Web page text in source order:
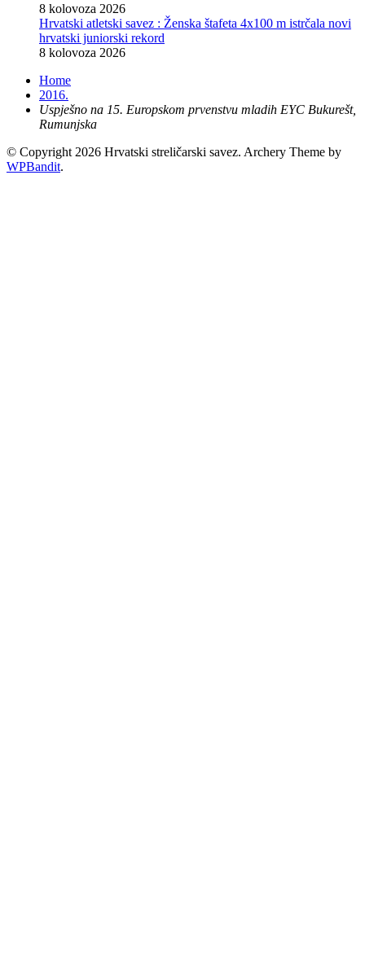
8 kolovoza 2026
Hrvatski atletski savez : Ženska štafeta 4x100 m istrčala novi
hrvatski juniorski rekord
8 kolovoza 2026
Home
2016.
Uspješno na 15. Europskom prvenstvu mladih EYC Bukurešt,
Rumunjska
© Copyright 2026 Hrvatski streličarski savez. Archery Theme by
WPBandit.